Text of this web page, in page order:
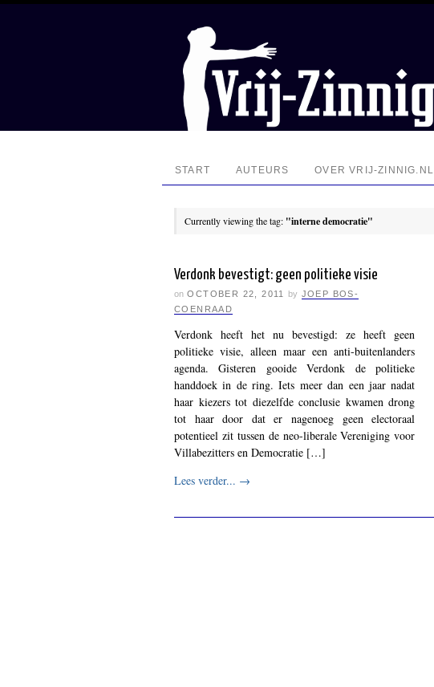
START AUTEURS OVER VRIJ-ZINNIG.NL
Currently viewing the tag: "interne democratie"
Verdonk bevestigt: geen politieke visie
on OCTOBER 22, 2011 by JOEP BOS-
COENRAAD
Verdonk heeft het nu bevestigd: ze heeft geen
politieke visie, alleen maar een anti-buitenlanders
agenda. Gisteren gooide Verdonk de politieke
handdoek in de ring. Iets meer dan een jaar nadat
haar kiezers tot diezelfde conclusie kwamen drong
tot haar door dat er nagenoeg geen electoraal
potentieel zit tussen de neo-liberale Vereniging voor
Villabezitters en Democratie […]
Lees verder... →